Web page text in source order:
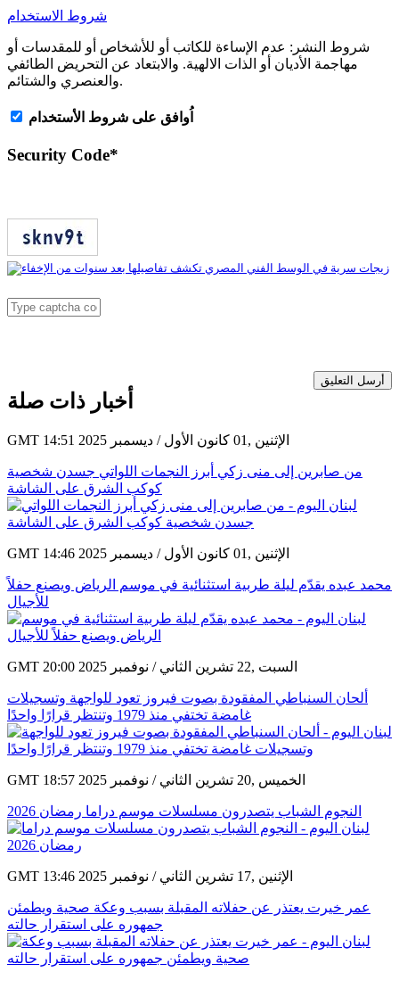
شروط الاستخدام
شروط النشر: عدم الإساءة للكاتب أو للأشخاص أو للمقدسات أو
مهاجمة الأديان أو الذات الالهية. والابتعاد عن التحريض الطائفي
والعنصري والشتائم.
اُوافق على شروط الأستخدام
Security Code*
أرسل التعليق
أخبار ذات صلة
GMT 14:51 2025 الإثنين ,01 كانون الأول / ديسمبر
من صابرين إلى منى زكي أبرز النجمات اللواتي جسدن شخصية
كوكب الشرق على الشاشة
GMT 14:46 2025 الإثنين ,01 كانون الأول / ديسمبر
محمد عبده يقدّم ليلة طربية استثنائية في موسم الرياض ويصنع حفلاً
للأجيال
GMT 20:00 2025 السبت ,22 تشرين الثاني / نوفمبر
ألحان السنباطي المفقودة بصوت فيروز تعود للواجهة وتسجيلات
غامضة تختفي منذ 1979 وتنتظر قرارًا واحدًا
GMT 18:57 2025 الخميس ,20 تشرين الثاني / نوفمبر
النجوم الشباب يتصدرون مسلسلات موسم دراما رمضان 2026
GMT 13:46 2025 الإثنين ,17 تشرين الثاني / نوفمبر
عمر خيرت يعتذر عن حفلاته المقبلة بسبب وعكة صحية ويطمئن
جمهوره على استقرار حالته